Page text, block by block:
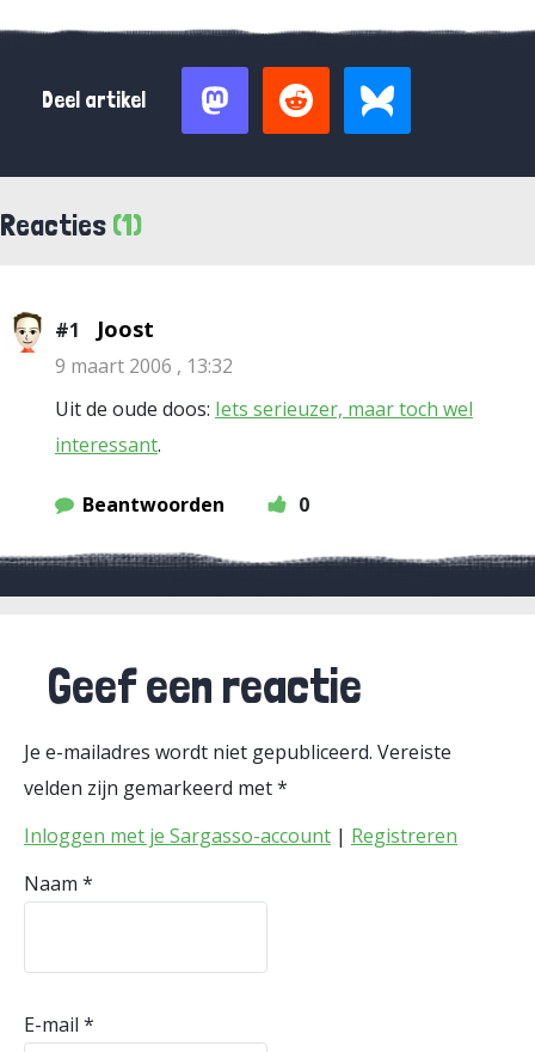
Deel artikel
Reacties (1)
#1 Joost
9 maart 2006 , 13:32
Uit de oude doos: Iets serieuzer, maar toch wel
interessant.
Beantwoorden 0
Geef een reactie
Je e-mailadres wordt niet gepubliceerd. Vereiste
velden zijn gemarkeerd met*
Inloggen met je Sargasso-account | Registreren
Naam *
E-mail *